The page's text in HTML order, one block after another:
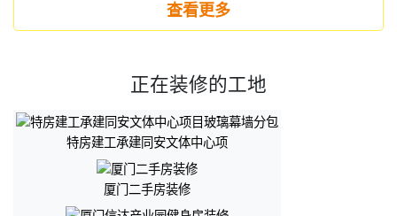
查看更多
正在装修的工地
特房建工承建同安文体中心项
厦门二手房装修